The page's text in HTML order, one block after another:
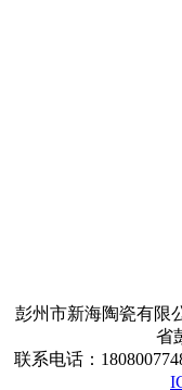
彭州市新海陶瓷有限
省
联系电话：